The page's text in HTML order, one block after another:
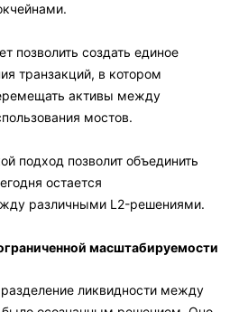
позволить создать единое
транзакций, в котором
активы между
мостов.
подход позволит объединить
остается
различными L2-решениями.
масштабируемости
ликвидности между